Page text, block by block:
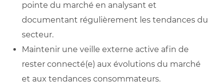
pointe du marché en analysant et
documentant régulièrement les tendances du
secteur.
Maintenir une veille externe active afin de
rester connecté(e) aux évolutions du marché
et aux tendances consommateurs.